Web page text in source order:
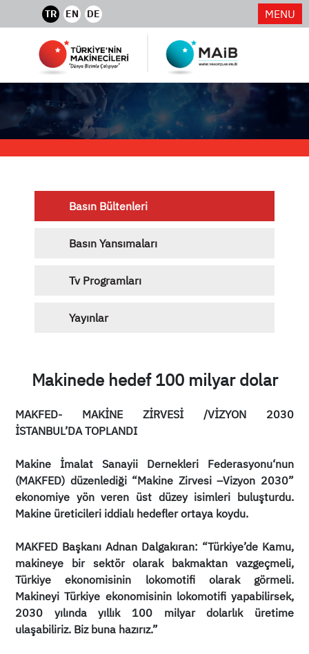
TR EN DE MENU
Basın Bültenleri
Basın Yansımaları
Tv Programları
Yayınlar
Makinede hedef 100 milyar dolar
MAKFED- MAKİNE ZİRVESİ /VİZYON 2030
İSTANBUL’DA TOPLANDI
Makine İmalat Sanayii Dernekleri Federasyonu‘nun
(MAKFED) düzenlediği “Makine Zirvesi –Vizyon 2030”
ekonomiye yön veren üst düzey isimleri buluşturdu.
Makine üreticileri iddialı hedefler ortaya koydu.
MAKFED Başkanı Adnan Dalgakıran: “Türkiye’de Kamu,
makineye bir sektör olarak bakmaktan vazgeçmeli,
Türkiye ekonomisinin lokomotifi olarak görmeli.
Makineyi Türkiye ekonomisinin lokomotifi yapabilirsek,
2030 yılında yıllık 100 milyar dolarlık üretime
ulaşabiliriz. Biz buna hazırız.”